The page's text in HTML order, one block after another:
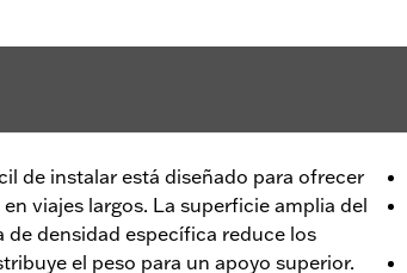
de instalar está diseñado para ofrecer
viajes largos. La superficie amplia del
de densidad específica reduce los
el peso para un apoyo superior.